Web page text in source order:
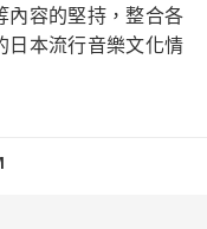
內容的堅持，整合各
日本流行音樂文化情